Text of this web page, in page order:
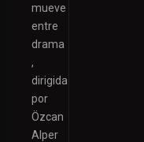
mueve
entre
drama
,
dirigida
por
Özcan
Alper